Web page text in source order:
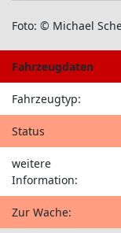
Foto: © Michael
Fahrzeugdaten
Fahrzeugtyp:
Status
weitere
Information:
Zur Wache: